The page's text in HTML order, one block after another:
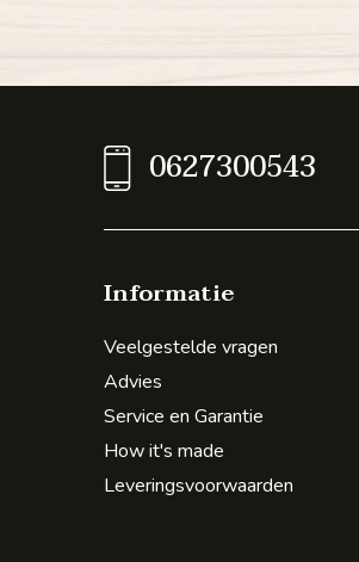
0627300543
Informatie
Veelgestelde vragen
Advies
Service en Garantie
How it's made
Leveringsvoorwaarden